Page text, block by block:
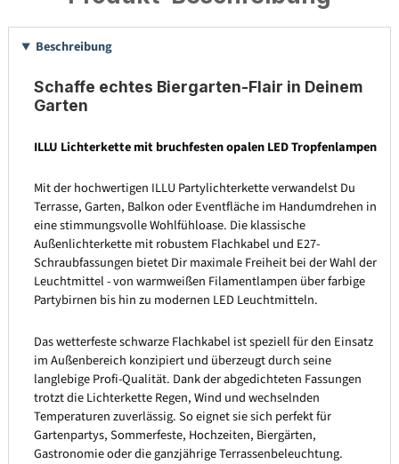
Beschreibung
Schaffe echtes Biergarten-Flair in Deinem
Garten
ILLU Lichterkette mit bruchfesten opalen LED Tropfenlampen
Mit der hochwertigen ILLU Partylichterkette verwandelst Du
Terrasse, Garten, Balkon oder Eventfläche im Handumdrehen in
eine stimmungsvolle Wohlfühloase. Die klassische
Außenlichterkette mit robustem Flachkabel und E27-
Schraubfassungen bietet Dir maximale Freiheit bei der Wahl der
Leuchtmittel - von warmweißen Filamentlampen über farbige
Partybirnen bis hin zu modernen LED Leuchtmitteln.
Das wetterfeste schwarze Flachkabel ist speziell für den Einsatz
im Außenbereich konzipiert und überzeugt durch seine
langlebige Profi-Qualität. Dank der abgedichteten Fassungen
trotzt die Lichterkette Regen, Wind und wechselnden
Temperaturen zuverlässig. So eignet sie sich perfekt für
Gartenpartys, Sommerfeste, Hochzeiten, Biergärten,
Gastronomie oder die ganzjährige Terrassenbeleuchtung.